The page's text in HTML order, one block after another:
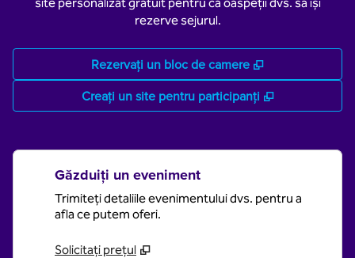
rezerve sejurul.
Rezervați un bloc de camere ,
Creați un site pentru participanți
,
Găzduiți un eveniment
Trimiteți detaliile evenimentului dvs. pentru a
afla ce putem oferi.
Solicitați prețul